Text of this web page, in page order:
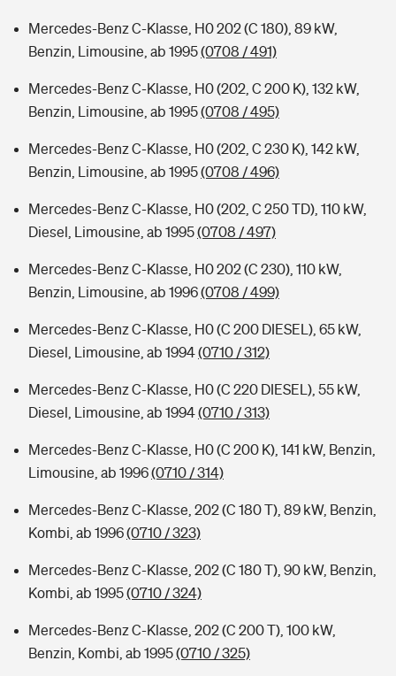
Mercedes-Benz C-Klasse, H0 202 (C 180), 89 kW,
Benzin, Limousine, ab 1995(0708 / 491)
Mercedes-Benz C-Klasse, H0 (202, C 200 K), 132 kW,
Benzin, Limousine, ab 1995(0708 / 495)
Mercedes-Benz C-Klasse, H0 (202, C 230 K), 142 kW,
Benzin, Limousine, ab 1995(0708 / 496)
Mercedes-Benz C-Klasse, H0 (202, C 250 TD), 110 kW,
Diesel, Limousine, ab 1995(0708 / 497)
Mercedes-Benz C-Klasse, H0 202 (C 230), 110 kW,
Benzin, Limousine, ab 1996(0708 / 499)
Mercedes-Benz C-Klasse, H0 (C 200 DIESEL), 65 kW,
Diesel, Limousine, ab 1994(0710 / 312)
Mercedes-Benz C-Klasse, H0 (C 220 DIESEL), 55 kW,
Diesel, Limousine, ab 1994(0710 / 313)
Mercedes-Benz C-Klasse, H0 (C 200 K), 141 kW, Benzin,
Limousine, ab 1996(0710 / 314)
Mercedes-Benz C-Klasse, 202 (C 180 T), 89 kW, Benzin,
Kombi, ab 1996(0710 / 323)
Mercedes-Benz C-Klasse, 202 (C 180 T), 90 kW, Benzin,
Kombi, ab 1995(0710 / 324)
Mercedes-Benz C-Klasse, 202 (C 200 T), 100 kW,
Benzin, Kombi, ab 1995(0710 / 325)